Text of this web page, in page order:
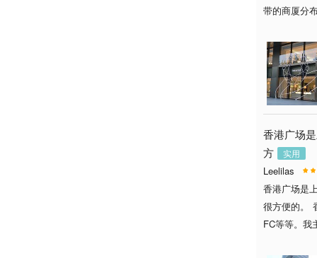
带的商厦分
香港广场
方
实用
Leelilas
香港广场是
很方便的。
FC等等。我